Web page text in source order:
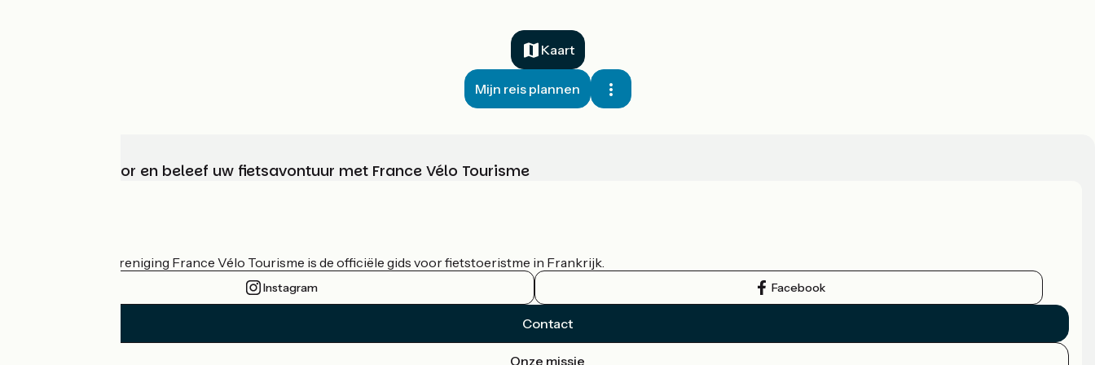
Kaart
Mijn reis plannen
Kies, bereid voor en beleef uw fietsavontuur met France Vélo Tourisme
De nationale vereniging France Vélo Tourisme is de officiële gids voor fietstoeristme in Frankrijk.
Instagram Facebook
Contact
Onze missie